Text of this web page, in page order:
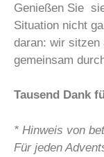
Genießen Sie
Situation nicht
daran: wir sitzen
gemeinsam
Tausend Dank
* Hinweis von
Für jeden